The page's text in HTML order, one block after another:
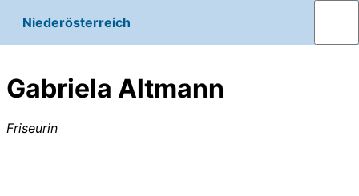
Niederösterreich
Gabriela Altmann
Friseurin